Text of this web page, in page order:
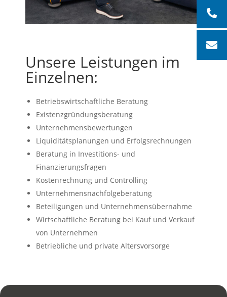
Unsere Leistungen im
Einzelnen:
Betriebswirtschaftliche Beratung
Existenzgründungsberatung
Unternehmensbewertungen
Liquiditätsplanungen und Erfolgsrechnungen
Beratung in Investitions- und
Finanzierungsfragen
Kostenrechnung und Controlling
Unternehmensnachfolgeberatung
Beteiligungen und Unternehmensübernahme
Wirtschaftliche Beratung bei Kauf und Verkauf
von Unternehmen
Betriebliche und private Altersvorsorge